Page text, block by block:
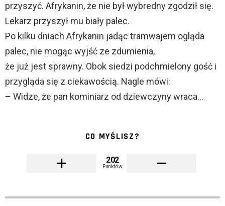
przyszyć. Afrykanin, że nie był wybredny zgodził się.
Lekarz przyszył mu biały palec.
Po kilku dniach Afrykanin jadąc tramwajem ogląda
palec, nie mogąc wyjść ze zdumienia,
że już jest sprawny. Obok siedzi podchmielony gość i
przygląda się z ciekawością. Nagle mówi:
– Widze, że pan kominiarz od dziewczyny wraca…
CO MYŚLISZ?
202
Punktów